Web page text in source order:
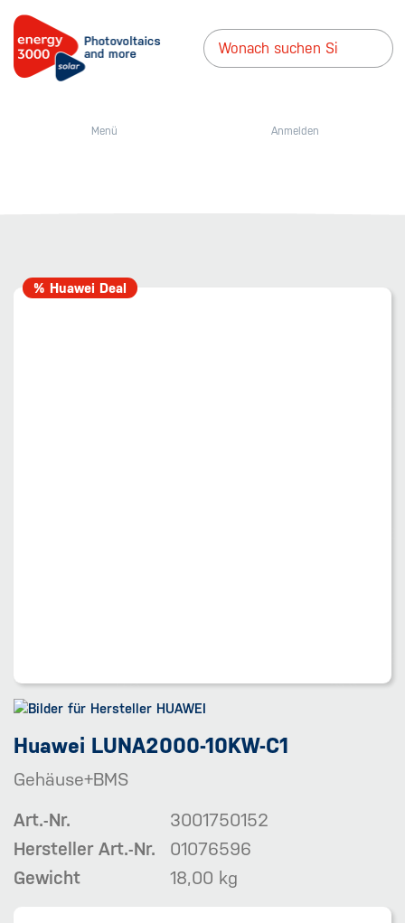
Menü Anmelden
% Huawei Deal
Huawei LUNA2000-10KW-C1
Gehäuse+BMS
Art.-Nr.
3001750152
Hersteller Art.-Nr.
01076596
Gewicht
18,00 kg